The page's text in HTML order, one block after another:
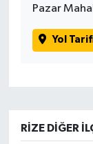
Pazar
Yol
RIZE DIĞER